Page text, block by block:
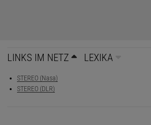
LINKS IM NETZ LEXIKA
STEREO (Nasa)
STEREO (DLR)